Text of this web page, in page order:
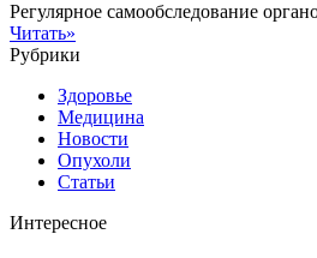
Регулярное самообследование
Читать»
Рубрики
Здоровье
Медицина
Новости
Опухоли
Статьи
Интересное